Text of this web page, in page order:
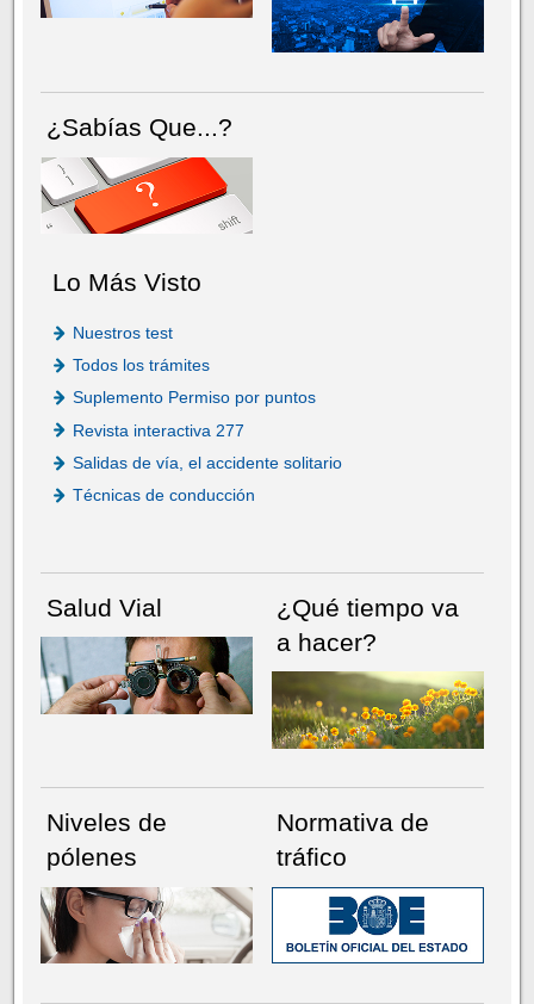
¿Sabías Que...?
Lo Más Visto
Nuestros test
Todos los trámites
Suplemento Permiso por puntos
Revista interactiva 277
Salidas de vía, el accidente solitario
Técnicas de conducción
Salud Vial
¿Qué tiempo va
a hacer?
Niveles de
pólenes
Normativa de
tráfico